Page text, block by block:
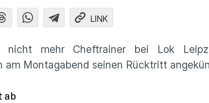
LINK
mehr Cheftrainer bei Lok
am Montagabend seinen Rücktritt
ab